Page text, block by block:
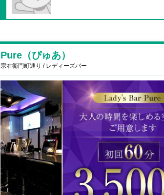
Pure（ぴゅあ）
宗右衛門町通り / レディーズバー